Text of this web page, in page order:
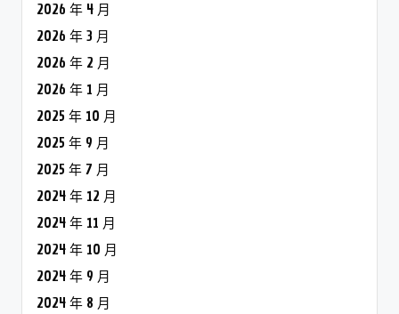
2026 年 4 月
2026 年 3 月
2026 年 2 月
2026 年 1 月
2025 年 10 月
2025 年 9 月
2025 年 7 月
2024 年 12 月
2024 年 11 月
2024 年 10 月
2024 年 9 月
2024 年 8 月